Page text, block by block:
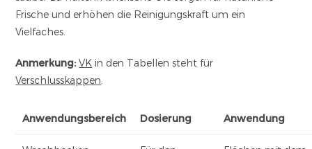
Frische und erhöhen die Reinigungskraft um ein
Vielfaches.
Anmerkung: VK in den Tabellen steht für
Verschlusskappen
Anwendungsbereich Dosierung Anwendung